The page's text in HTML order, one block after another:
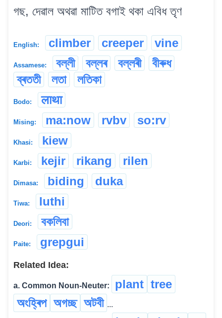
গছ, দেৱাল অথৱা মাটিত বগাই থকা এবিধ তৃণ
English: climber creeper vine
Assamese: বল্লী বল্লৰ বল্লৰী
বীৰুধ
ব্ৰততী
লতা লতিকা
Bodo: लाथा
Mising: ma:now rvbv so:rv
Khasi: kiew
Karbi: kejir rikang rilen
Dimasa: biding duka
Tiwa: luthi
Deori: বকলিবা
Paite: grepgui
Related Idea:
a. Common Noun-Neuter: plant tree
অংহ্ৰিপ অগচ্ছ অটবী ...